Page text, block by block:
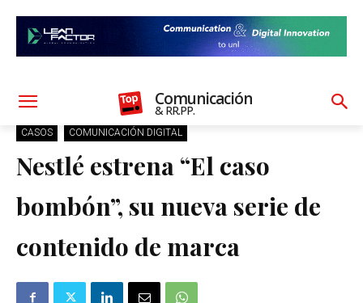
Comunicación
& RR.PP.
CASOS COMUNICACIÓN DIGITAL
Nestlé estrena “El caso
bombón”, su nueva serie de
contenido de marca